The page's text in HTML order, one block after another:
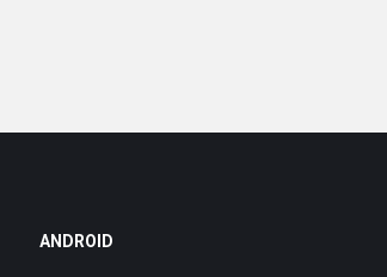
ANDROID